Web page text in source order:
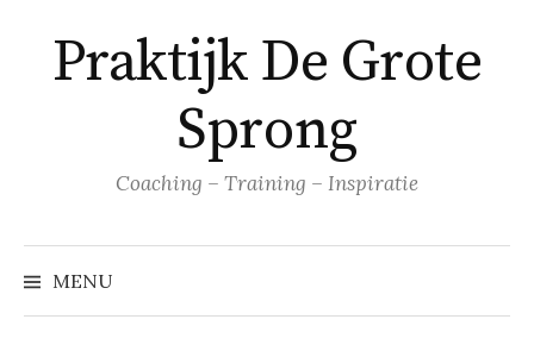
inhoud
springen
Praktijk De Grote
Sprong
Coaching – Training – Inspiratie
MENU